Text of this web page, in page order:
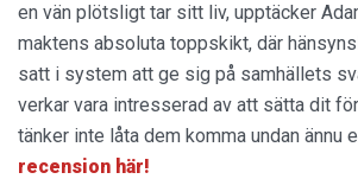
en vän plötsligt tar sitt liv, upptäcker
maktens absoluta toppskikt, där
satt i system att ge sig på samhällets
verkar vara intresserad av att sätta dit
tänker inte låta dem komma undan ännu
recension här!